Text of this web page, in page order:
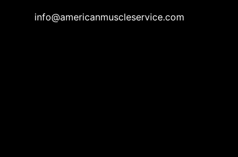
info@americanmuscleservice.com